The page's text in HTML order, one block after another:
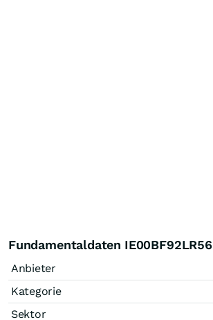
Fundamentaldaten IE00BF92LR56
Anbieter
Kategorie
Sektor